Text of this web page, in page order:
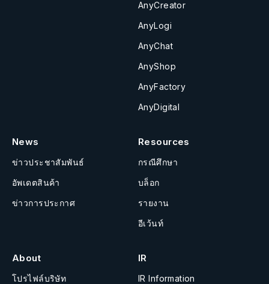
AnyCreator
AnyLogi
AnyChat
AnyShop
AnyFactory
AnyDigital
News
ข่าวประชาสัมพันธ์
อัพเดตสินค้า
ข่าวการประกาศ
Resources
กรณีศึกษา
บล็อก
รายงาน
อีเว้นท์
About
โปรไฟล์บริษัท
IR
IR Information